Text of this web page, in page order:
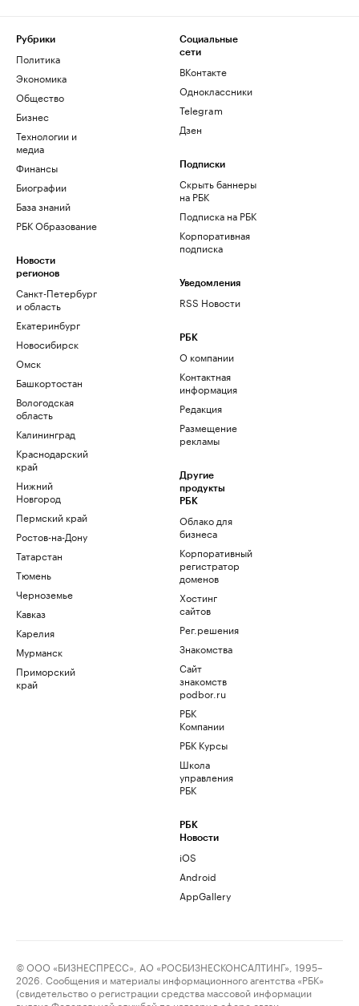
Рубрики
Политика
Экономика
Общество
Бизнес
Технологии и
медиа
Финансы
Биографии
База знаний
РБК Образование
Новости
регионов
Санкт-Петербург
и область
Екатеринбург
Новосибирск
Омск
Башкортостан
Вологодская
область
Калининград
Краснодарский
край
Нижний
Новгород
Пермский край
Ростов-на-Дону
Татарстан
Тюмень
Черноземье
Кавказ
Карелия
Мурманск
Приморский
край
Социальные
сети
ВКонтакте
Одноклассники
Telegram
Дзен
Подписки
Скрыть баннеры
на РБК
Подписка на РБК
Корпоративная
подписка
Уведомления
RSS Новости
РБК
О компании
Контактная
информация
Редакция
Размещение
рекламы
Другие
продукты
РБК
Облако для
бизнеса
Корпоративный
регистратор
доменов
Хостинг
сайтов
Рег.решения
Знакомства
Сайт
знакомств
podbor.ru
РБК
Компании
РБК Курсы
Школа
управления
РБК
РБК
Новости
iOS
Android
AppGallery
© ООО «БИЗНЕСПРЕСС», АО «РОСБИЗНЕСКОНСАЛТИНГ», 1995–
2026. Сообщения и материалы информационного агентства «РБК»
(свидетельство о регистрации средства массовой информации